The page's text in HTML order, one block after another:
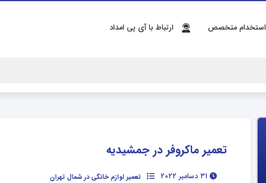
استخدام متخصص ارتباط با آی پی امداد
تعمیر ماکروفر در جمشیدیه
تعمیر لوازم خانگی در شمال تهران